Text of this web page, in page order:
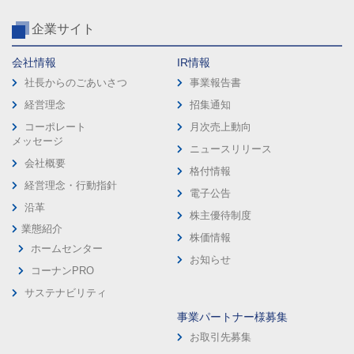
企業サイト
会社情報
社長からのごあいさつ
経営理念
コーポレート
メッセージ
会社概要
経営理念・行動指針
沿革
業態紹介
ホームセンター
コーナンPRO
サステナビリティ
IR情報
事業報告書
招集通知
月次売上動向
ニュースリリース
格付情報
電子公告
株主優待制度
株価情報
お知らせ
事業パートナー様募集
お取引先募集